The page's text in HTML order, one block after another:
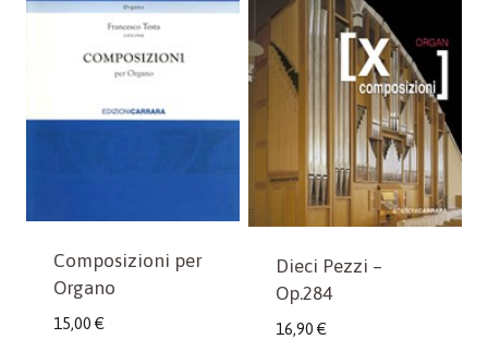
Composizioni per
Organo
15,00 €
Dieci Pezzi –
Op.284
16,90 €